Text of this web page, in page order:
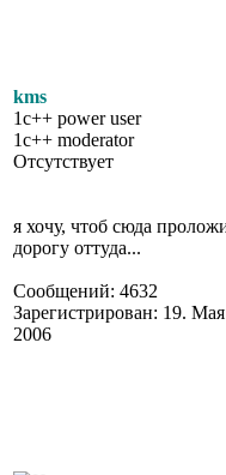
kms
1c++ power user
1c++ moderator
Отсутствует
я хочу, чтоб сюда
дорогу оттуда...
Сообщений: 4632
Зарегистрирован: 19. Мая
2006